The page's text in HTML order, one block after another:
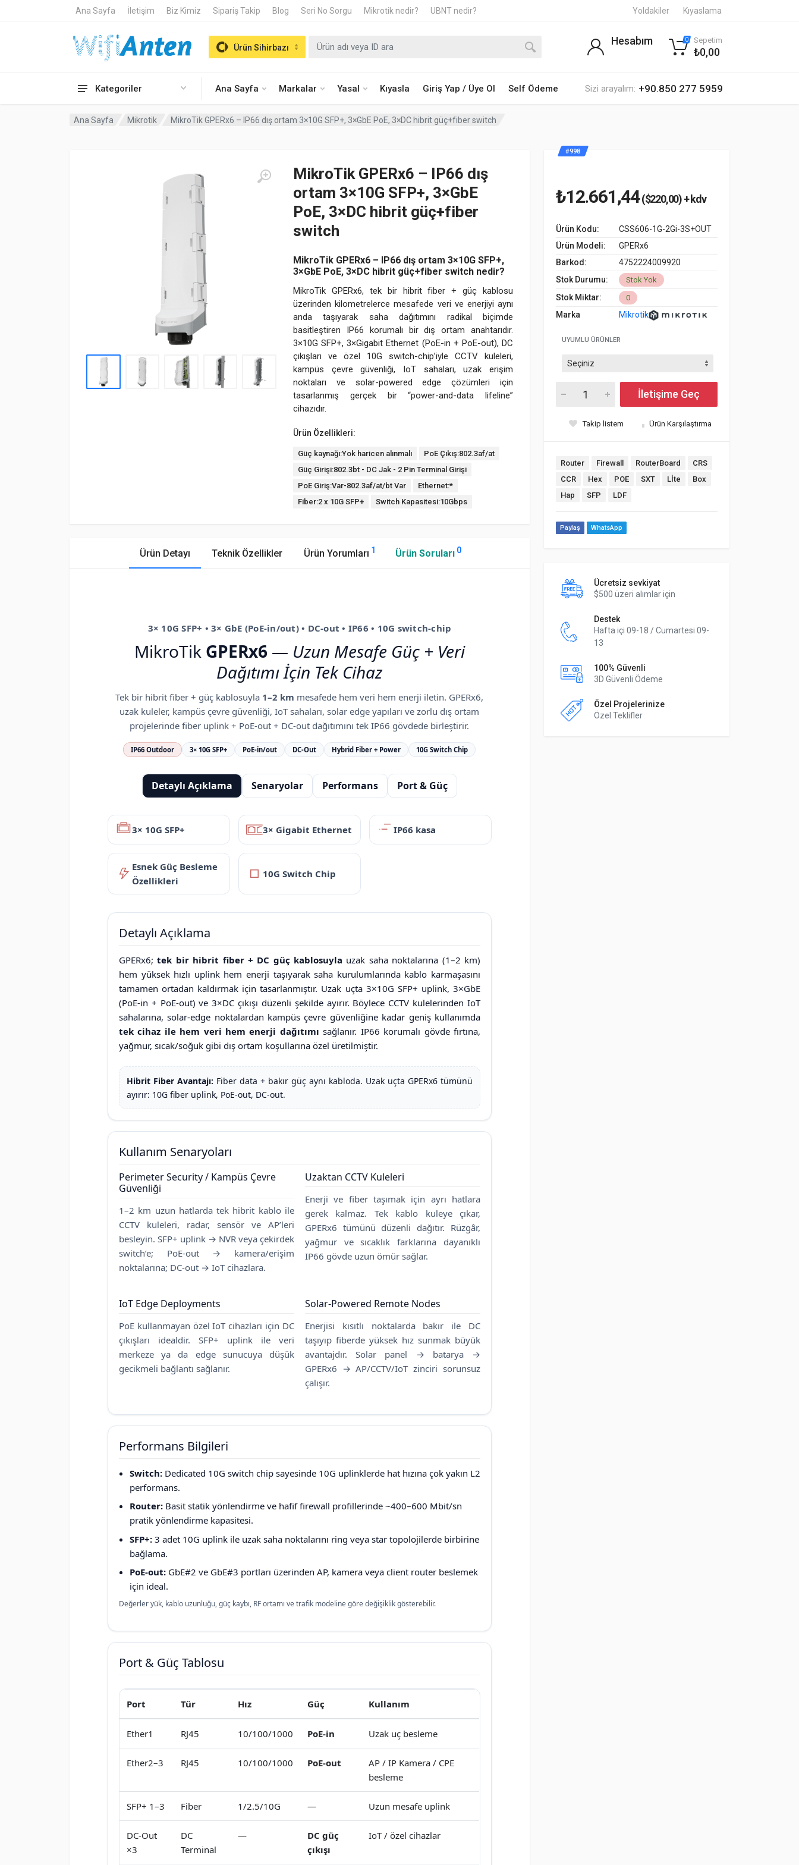
Ana Sayfa İletişim Biz Kimiz Sipariş Takip Blog Seri No Sorgu Mikrotik nedir? UBNT nedir? Yoldakiler Kıyaslama
Kategoriler Ana Sayfa Markalar Yasal Kıyasla Giriş Yap / Üye Ol Self Ödeme Sizi arayalım: +90.850 277 5959
Ürün Sihirbazı
Hesabım 0 Sepetim
₺0,00
Ana Sayfa Mikrotik MikroTik GPERx6 – IP66 dış ortam 3×10G SFP+, 3×GbE PoE, 3×DC hibrit güç+fiber switch
MikroTik GPERx6 – IP66 dış
ortam 3×10G SFP+, 3×GbE
PoE, 3×DC hibrit güç+fiber
switch
MikroTik GPERx6 – IP66 dış ortam 3×10G SFP+,
3×GbE PoE, 3×DC hibrit güç+fiber switch nedir?
MikroTik GPERx6, tek bir hibrit fiber + güç kablosu
üzerinden kilometrelerce mesafede veri ve enerjiyi aynı
anda taşıyarak saha dağıtımını radikal biçimde
basitleştiren IP66 korumalı bir dış ortam anahtarıdır.
3×10G SFP+, 3×Gigabit Ethernet (PoE-in + PoE-out), DC
çıkışları ve özel 10G switch-chip’iyle CCTV kuleleri,
kampüs çevre güvenliği, IoT sahaları, uzak erişim
noktaları ve solar-powered edge çözümleri için
tasarlanmış gerçek bir “power-and-data lifeline”
cihazıdır.
Ürün Özellikleri:
Güç kaynağı:Yok haricen alınmalı
PoE Çıkış:802.3af/at
Güç Girişi:802.3bt - DC Jak - 2 Pin Terminal Girişi
PoE Giriş:Var-802.3af/at/bt Var
Ethernet:*
Fiber:2 x 10G SFP+
Switch Kapasitesi:10Gbps
#998
₺12.661,44($220,00) + kdv
Ürün Kodu:
CSS606-1G-2Gi-3S+OUT
Ürün Modeli:
GPERx6
Barkod:
4752224009920
Stok Durumu:
Stok Yok
Stok Miktar: 0
Marka Mikrotik
UYUMLU ÜRÜNLER
İletişime Geç
Takip listem Ürün Karşılaştırma
Router Firewall RouterBoard
CRS
CCR
Hex POE SXT Lİte
Box
Hap
SFP LDF
Paylaş WhatsApp
Ücretsiz sevkiyat
$500 üzeri alımlar için
Destek
Hafta içi 09-18 / Cumartesi 09-
13
100% Güvenli
3D Güvenli Ödeme
Özel Projelerinize
Özel Teklifler
Ürün Detayı Teknik Özellikler Ürün Yorumları 1 Ürün Soruları 0
3× 10G SFP+ • 3× GbE (PoE-in/out) • DC-out • IP66 • 10G switch-chip
MikroTik GPERx6 — Uzun Mesafe Güç + Veri
Dağıtımı İçin Tek Cihaz
Tek bir hibrit fiber + güç kablosuyla 1–2 km mesafede hem veri hem enerji iletin. GPERx6,
uzak kuleler, kampüs çevre güvenliği, IoT sahaları, solar edge yapıları ve zorlu dış ortam
projelerinde fiber uplink + PoE-out + DC-out dağıtımını tek IP66 gövdede birleştirir.
IP66 Outdoor 3× 10G SFP+ PoE-in/out DC-Out Hybrid Fiber + Power 10G Switch Chip
Detaylı Açıklama Senaryolar Performans Port & Güç
3× 10G SFP+ 3× Gigabit Ethernet IP66 kasa
Esnek Güç Besleme
Özellikleri
10G Switch Chip
Detaylı Açıklama
GPERx6;tek bir hibrit fiber + DC güç kablosuyla uzak saha noktalarına (1–2 km)
hem yüksek hızlı uplink hem enerji taşıyarak saha kurulumlarında kablo karmaşasını
tamamen ortadan kaldırmak için tasarlanmıştır. Uzak uçta 3×10G SFP+ uplink, 3×GbE
(PoE-in + PoE-out) ve 3×DC çıkışı düzenli şekilde ayırır. Böylece CCTV kulelerinden IoT
sahalarına, solar-edge noktalardan kampüs çevre güvenliğine kadar geniş kullanımda
tek cihaz ile hem veri hem enerji dağıtımı sağlanır. IP66 korumalı gövde fırtına,
yağmur, sıcak/soğuk gibi dış ortam koşullarına özel üretilmiştir.
Hibrit Fiber Avantajı: Fiber data + bakır güç aynı kabloda. Uzak uçta GPERx6 tümünü
ayırır: 10G fiber uplink, PoE-out, DC-out.
Kullanım Senaryoları
Perimeter Security / Kampüs Çevre
Güvenliği
1–2 km uzun hatlarda tek hibrit kablo ile
CCTV kuleleri, radar, sensör ve AP’leri
besleyin. SFP+ uplink → NVR veya çekirdek
switch’e; PoE-out → kamera/erişim
noktalarına; DC-out → IoT cihazlara.
Uzaktan CCTV Kuleleri
Enerji ve fiber taşımak için ayrı hatlara
gerek kalmaz. Tek kablo kuleye çıkar,
GPERx6 tümünü düzenli dağıtır. Rüzgâr,
yağmur ve sıcaklık farklarına dayanıklı
IP66 gövde uzun ömür sağlar.
IoT Edge Deployments
PoE kullanmayan özel IoT cihazları için DC
çıkışları idealdir. SFP+ uplink ile veri
merkeze ya da edge sunucuya düşük
gecikmeli bağlantı sağlanır.
Solar-Powered Remote Nodes
Enerjisi kısıtlı noktalarda bakır ile DC
taşıyıp fiberde yüksek hız sunmak büyük
avantajdır. Solar panel → batarya →
GPERx6 → AP/CCTV/IoT zinciri sorunsuz
çalışır.
Performans Bilgileri
Switch: Dedicated 10G switch chip sayesinde 10G uplinklerde hat hızına çok yakın L2
performans.
Router: Basit statik yönlendirme ve hafif firewall profillerinde ~400–600 Mbit/sn
pratik yönlendirme kapasitesi.
SFP+: 3 adet 10G uplink ile uzak saha noktalarını ring veya star topolojilerde birbirine
bağlama.
PoE-out: GbE#2 ve GbE#3 portları üzerinden AP, kamera veya client router beslemek
için ideal.
Değerler yük, kablo uzunluğu, güç kaybı, RF ortamı ve trafik modeline göre değişiklik gösterebilir.
Port & Güç Tablosu
Port Tür Hız Güç Kullanım
Ether1 RJ45 10/100/1000 PoE-in Uzak uç besleme
Ether2–3 RJ45 10/100/1000 PoE-out
AP / IP Kamera / CPE
besleme
SFP+ 1–3 Fiber 1/2.5/10G — Uzun mesafe uplink
DC-Out
×3
DC
Terminal
—
DC güç
çıkışı
IoT / özel cihazlar